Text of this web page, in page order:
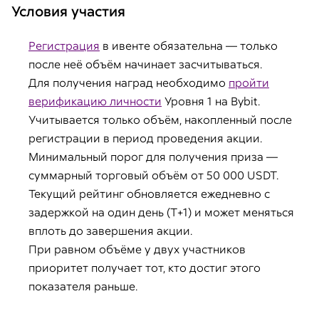
Условия участия
Регистрация в ивенте обязательна — только
после неё объём начинает засчитываться.
Для получения наград необходимо пройти
верификацию личности Уровня 1 на Bybit.
Учитывается только объём, накопленный после
регистрации в период проведения акции.
Минимальный порог для получения приза —
суммарный торговый объём от 50 000 USDT.
Текущий рейтинг обновляется ежедневно с
задержкой на один день (T+1) и может меняться
вплоть до завершения акции.
При равном объёме у двух участников
приоритет получает тот, кто достиг этого
показателя раньше.